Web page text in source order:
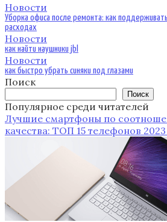
Новости
Уборка офиса после ремонта: как
расходах
Новости
как найти наушники jbl
Новости
как быстро убрать синяки под глазами
Поиск
Поиск
Популярное среди читателей
Лучшие смартфоны по
качества: ТОП 15 телефонов